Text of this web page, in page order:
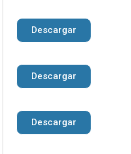
Descargar
Descargar
Descargar